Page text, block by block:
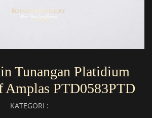
Tunangan Platidium
Amplas PTD0583PTD
KATEGORI :